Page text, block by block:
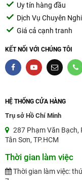
Uy tín hàng đầu
Dịch Vụ Chuyên
Giá cả cạnh tranh
KẾT NỐI VỚI CHÚNG TÔI
HỆ THỐNG CỬA HÀNG
Trụ sở Hồ Chí Minh
287 Phạm Văn Bạch,
Tân Sơn, TP.HCM
Thời gian làm việc
Thời gian làm việc: